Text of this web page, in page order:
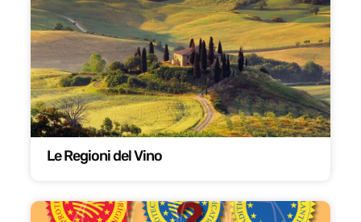
Le Regioni del Vino